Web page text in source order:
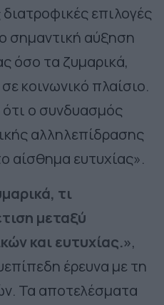
επιλογές
σημαντική αύξηση
όσο τα ζυμαρικά,
κοινωνικό πλαίσιο.
ο συνδυασμός
αλληλεπίδρασης
αίσθημα ευτυχίας».
τι
μεταξύ
και ευτυχίας.»,
έρευνα με τη
Τα αποτελέσματα